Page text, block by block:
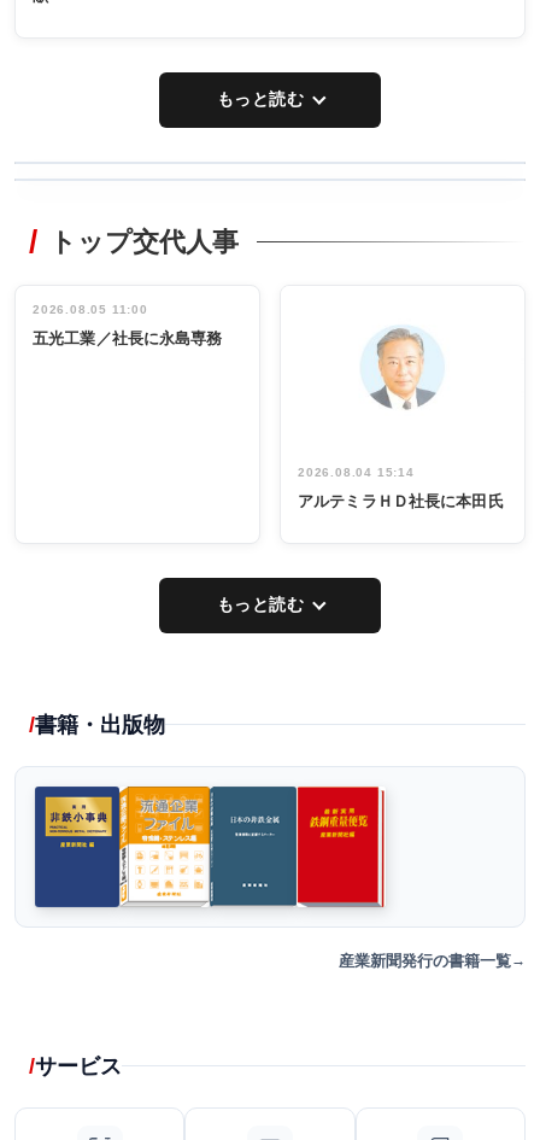
もっと読む
非鉄業界で
インタビュ
ー／社内ア
タックトレー
祝う 業界関
係者ら220人
出席
トップ交代人事
2026.08.05 11:00
五光工業／社長に永島専務
2026.08.04 15:14
アルテミラＨＤ社長に本田氏
もっと読む
書籍・出版物
産業新聞発行の書籍一覧
サービス